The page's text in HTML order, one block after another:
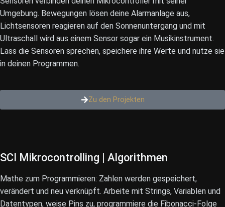
Umgebung. Bewegungen lösen deine Alarmanlage aus,
Lichtsensoren reagieren auf den Sonnenuntergang und mit
Ultraschall wird aus einem Sensor sogar ein Musikinstrument.
Lass die Sensoren sprechen, speichere ihre Werte und nutze sie
in deinen Programmen.
Zu den Projekten
SCI Mikrocontrolling | Algorithmen
Mathe zum Programmieren: Zahlen werden gespeichert,
verändert und neu verknüpft. Arbeite mit Strings, Variablen und
Datentypen, weise Pins zu, programmiere die Fibonacci-Folge